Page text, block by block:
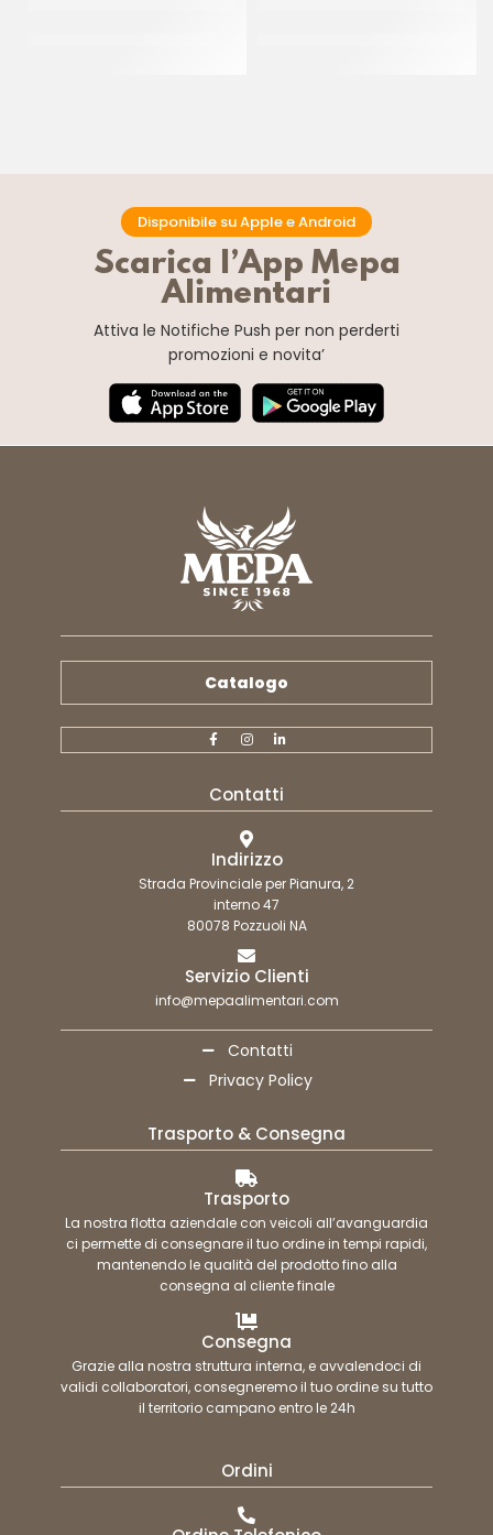
Disponibile su Apple e Android
Scarica l’App Mepa
Alimentari
Attiva le Notifiche Push per non perderti
promozioni e novita’
Catalogo
Contatti
Indirizzo
Strada Provinciale per Pianura, 2
interno 47
80078 Pozzuoli NA
Servizio Clienti
info@mepaalimentari.com
Contatti
Privacy Policy
Trasporto & Consegna
Trasporto
La nostra flotta aziendale con veicoli all’avanguardia
ci permette di consegnare il tuo ordine in tempi rapidi,
mantenendo le qualità del prodotto fino alla
consegna al cliente finale
Consegna
Grazie alla nostra struttura interna, e avvalendoci di
validi collaboratori, consegneremo il tuo ordine su tutto
il territorio campano entro le 24h
Ordini